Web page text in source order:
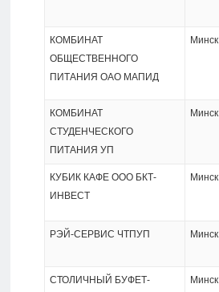
КОМБИНАТ
ОБЩЕСТВЕННОГО
ПИТАНИЯ ОАО МАПИД
Минск
КОМБИНАТ
СТУДЕНЧЕСКОГО
ПИТАНИЯ УП
Минск
КУБИК КАФЕ ООО БКТ-
ИНВЕСТ
Минск
РЭЙ-СЕРВИС ЧТПУП Минск
СТОЛИЧНЫЙ БУФЕТ-
Минск